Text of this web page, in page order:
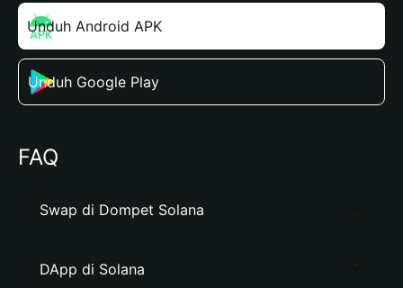
Unduh Android APK
Unduh Google Play
FAQ
Swap di Dompet Solana
DApp di Solana